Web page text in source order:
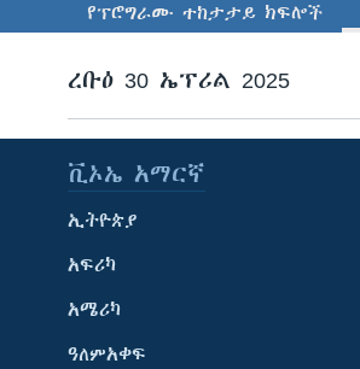
ይዘት
አፍሪካ
ዓለምአቀፍ
አሜሪካ
መካከለኛው ምሥራቅ
ጋቢና ቪኦኤ
ከምሽቱ ሦስት ሰዓት የአማርኛ ዜና
ቪዲዮ
የፎቶ መድብሎች
ክምችት
የፕሮግራሙ ተከታታይ ክፍሎች
ረቡዕ 30 ኤፕሪል 2025
ቪኦኤ አማርኛ
ኢትዮጵያ
አፍሪካ
አሜሪካ
ዓለምአቀፍ